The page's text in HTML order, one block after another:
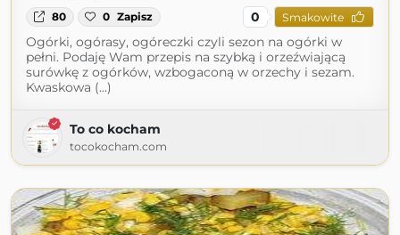
80 0 Zapisz 0 Smakowite
Ogórki, ogórasy, ogóreczki czyli sezon na ogórki w
pełni. Podaję Wam przepis na szybką i orzeźwiającą
surówkę z ogórków, wzbogaconą w orzechy i sezam.
Kwaskowa (...)
To co kocham
tocokocham.com